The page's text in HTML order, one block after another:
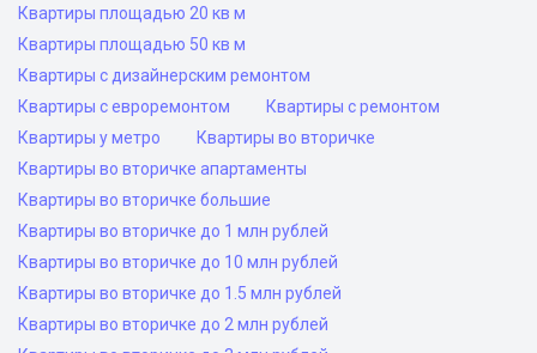
Квартиры площадью 20 кв м
Квартиры площадью 50 кв м
Квартиры с дизайнерским ремонтом
Квартиры с евроремонтом
Квартиры с ремонтом
Квартиры у метро
Квартиры во вторичке
Квартиры во вторичке апартаменты
Квартиры во вторичке большие
Квартиры во вторичке до 1 млн рублей
Квартиры во вторичке до 10 млн рублей
Квартиры во вторичке до 1.5 млн рублей
Квартиры во вторичке до 2 млн рублей